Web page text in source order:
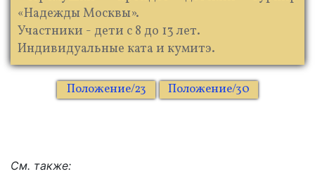
«Надежды Москвы».
Участники - дети с 8 до 13 лет.
Индивидуальные ката и кумитэ.
Положение/23 Положение/30
См. также: